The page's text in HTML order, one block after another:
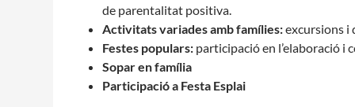
de parentalitat positiva.
Activitats variades amb famílies:excursions i
Festes populars: participació en l’elaboració i
Sopar en família
Participació a Festa Esplai